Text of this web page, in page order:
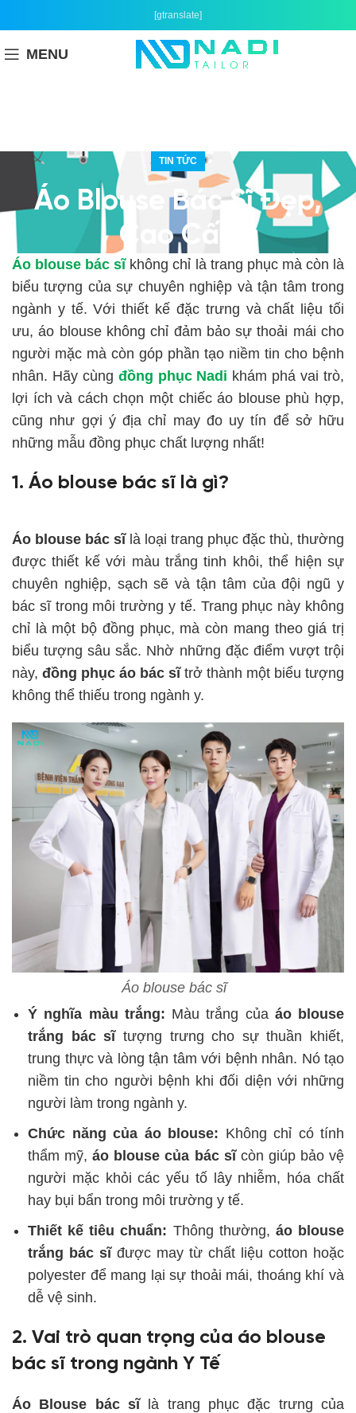
[gtranslate]
MENU
TIN TỨC
Áo Blouse Bác Sĩ Đẹp,
Cao Cấp
Áo blouse bác sĩkhông chỉ là trang phục mà còn là
biểu tượng của sự chuyên nghiệp và tận tâm trong
ngành y tế. Với thiết kế đặc trưng và chất liệu tối
ưu, áo blouse không chỉ đảm bảo sự thoải mái cho
người mặc mà còn góp phần tạo niềm tin cho bệnh
nhân. Hãy cùng đồng phục Nadi khám phá vai trò,
lợi ích và cách chọn một chiếc áo blouse phù hợp,
cũng như gợi ý địa chỉ may đo uy tín để sở hữu
những mẫu đồng phục chất lượng nhất!
1. Áo blouse bác sĩ là gì?
Áo blouse bác sĩlà loại trang phục đặc thù, thường
được thiết kế với màu trắng tinh khôi, thể hiện sự
chuyên nghiệp, sạch sẽ và tận tâm của đội ngũ y
bác sĩ trong môi trường y tế. Trang phục này không
chỉ là một bộ đồng phục, mà còn mang theo giá trị
biểu tượng sâu sắc. Nhờ những đặc điểm vượt trội
này, đồng phục áo bác sĩtrở thành một biểu tượng
không thể thiếu trong ngành y.
Áo blouse bác sĩ
Ý nghĩa màu trắng: Màu trắng của áo blouse
trắng bác sĩtượng trưng cho sự thuần khiết,
trung thực và lòng tận tâm với bệnh nhân. Nó tạo
niềm tin cho người bệnh khi đối diện với những
người làm trong ngành y.
Chức năng của áo blouse: Không chỉ có tính
thẩm mỹ,áo blouse của bác sĩcòn giúp bảo vệ
người mặc khỏi các yếu tố lây nhiễm, hóa chất
hay bụi bẩn trong môi trường y tế.
Thiết kế tiêu chuẩn: Thông thường, áo blouse
trắng bác sĩđược may từ chất liệu cotton hoặc
polyester để mang lại sự thoải mái, thoáng khí và
dễ vệ sinh.
2. Vai trò quan trọng của áo blouse
bác sĩ trong ngành Y Tế
Áo Blouse bác sĩ là trang phục đặc trưng của